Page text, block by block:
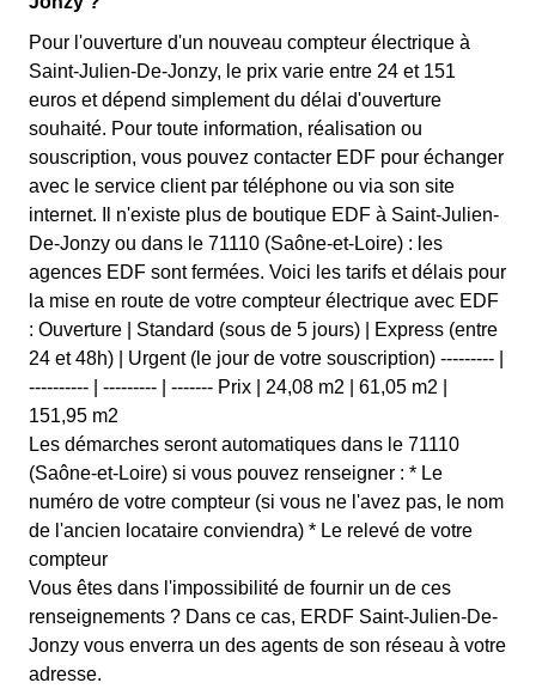
Pour l'ouverture d'un nouveau compteur électrique à
Saint-Julien-De-Jonzy, le prix varie entre 24 et 151
euros et dépend simplement du délai d'ouverture
souhaité. Pour toute information, réalisation ou
souscription, vous pouvez contacter EDF pour échanger
avec le service client par téléphone ou via son site
internet. Il n'existe plus de boutique EDF à Saint-Julien-
De-Jonzy ou dans le 71110 (Saône-et-Loire) : les
agences EDF sont fermées. Voici les tarifs et délais pour
la mise en route de votre compteur électrique avec EDF
: Ouverture | Standard (sous de 5 jours) | Express (entre
24 et 48h) | Urgent (le jour de votre souscription) --------- |
---------- | --------- | ------- Prix | 24,08 m2 | 61,05 m2 |
151,95 m2
Les démarches seront automatiques dans le 71110
(Saône-et-Loire) si vous pouvez renseigner : * Le
numéro de votre compteur (si vous ne l'avez pas, le nom
de l'ancien locataire conviendra) * Le relevé de votre
compteur
Vous êtes dans l'impossibilité de fournir un de ces
renseignements ? Dans ce cas, ERDF Saint-Julien-De-
Jonzy vous enverra un des agents de son réseau à votre
adresse.